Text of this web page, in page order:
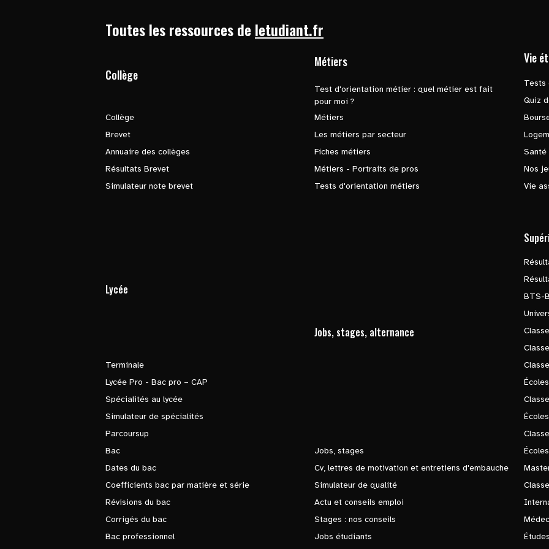
Toutes les ressources de letudiant.fr
Collège
Collège
Brevet
Annuaire des collèges
Résultats Brevet
Simulateur note brevet
Métiers
Test d'orientation métier : quel métier est fait
pour moi ?
Métiers
Les métiers par secteur
Fiches métiers
Métiers - Portraits de pros
Tests d'orientation métiers
Vie
Tests
Quiz
Santé
Nos
Vie
Lycée
Terminale
Lycée Pro - Bac pro – CAP
Spécialités au lycée
Simulateur de spécialités
Parcoursup
Bac
Dates du bac
Coefficients bac par matière et série
Révisions du bac
Corrigés du bac
Bac professionnel
Jobs, stages, alternance
Jobs, stages
Cv, lettres de motivation et entretiens d'embauche
Simulateur de qualité
Actu et conseils emploi
Stages : nos conseils
Jobs étudiants
BTS-